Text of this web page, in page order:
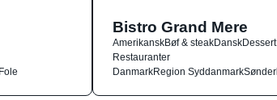
Fole
Bistro Grand Mere
AmerikanskBøf & steakDanskDessert
Restauranter
DanmarkRegion Syddanmark